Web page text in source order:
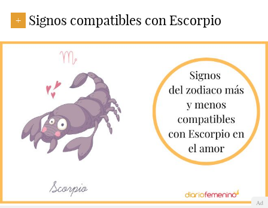
+ Signos compatibles con Escorpio
Ad